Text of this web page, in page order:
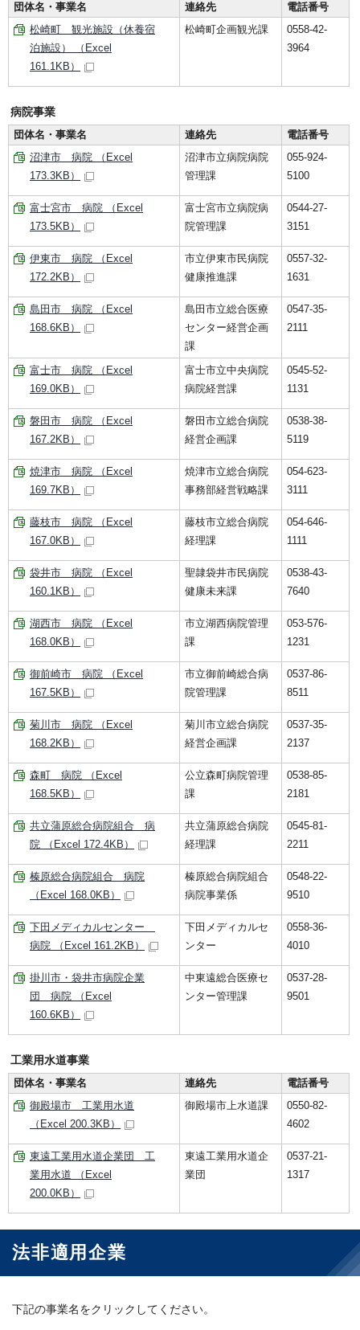
団体名・事業名
連絡先
電話番号
松崎町 観光施設（休養宿
泊施設） （Excel
161.1KB）
松崎町企画観光課
0558-42-
3964
病院事業
団体名・事業名
連絡先
電話番号
沼津市 病院 （Excel
173.3KB）
沼津市立病院病院
管理課
055-924-
5100
富士宮市 病院 （Excel
173.5KB）
富士宮市立病院病
院管理課
0544-27-
3151
伊東市 病院 （Excel
172.2KB）
市立伊東市民病院
健康推進課
0557-32-
1631
島田市 病院 （Excel
168.6KB）
島田市立総合医療
センター経営企画
課
0547-35-
2111
富士市 病院 （Excel
169.0KB）
富士市立中央病院
病院経営課
0545-52-
1131
磐田市 病院 （Excel
167.2KB）
磐田市立総合病院
経営企画課
0538-38-
5119
焼津市 病院 （Excel
169.7KB）
焼津市立総合病院
事務部経営戦略課
054-623-
3111
藤枝市 病院 （Excel
167.0KB）
藤枝市立総合病院
経理課
054-646-
1111
袋井市 病院 （Excel
160.1KB）
聖隷袋井市民病院
健康未来課
0538-43-
7640
湖西市 病院 （Excel
168.0KB）
市立湖西病院管理
課
053-576-
1231
御前崎市 病院 （Excel
167.5KB）
市立御前崎総合病
院管理課
0537-86-
8511
菊川市 病院 （Excel
168.2KB）
菊川市立総合病院
経営企画課
0537-35-
2137
森町 病院 （Excel
168.5KB）
公立森町病院管理
課
0538-85-
2181
共立蒲原総合病院組合 病
院 （Excel 172.4KB）
共立蒲原総合病院
経理課
0545-81-
2211
榛原総合病院組合 病院
（Excel 168.0KB）
榛原総合病院組合
病院事業係
0548-22-
9510
下田メディカルセンター
病院 （Excel 161.2KB）
下田メディカルセ
ンター
0558-36-
4010
掛川市・袋井市病院企業
団 病院 （Excel
160.6KB）
中東遠総合医療セ
ンター管理課
0537-28-
9501
工業用水道事業
団体名・事業名
連絡先
電話番号
御殿場市 工業用水道
（Excel 200.3KB）
御殿場市上水道課
0550-82-
4602
東遠工業用水道企業団 工
業用水道 （Excel
200.0KB）
東遠工業用水道企
業団
0537-21-
1317
法非適用企業
下記の事業名をクリックしてください。